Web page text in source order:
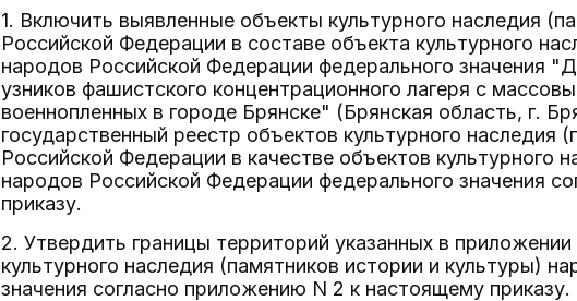
1. Включить выявленные объекты культурного наследия
Российской Федерации в составе объекта культурного
народов Российской Федерации федерального значения
узников фашистского концентрационного лагеря с
военнопленных в городе Брянске" (Брянская область, г.
государственный реестр объектов культурного наследия
Российской Федерации в качестве объектов культурного
народов Российской Федерации федерального значения
приказу.
2. Утвердить границы территорий указанных в
культурного наследия (памятников истории и культуры)
значения согласно приложению N 2 к настоящему приказу.